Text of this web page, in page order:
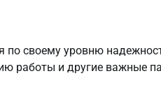
по своему уровню
работы и другие важные